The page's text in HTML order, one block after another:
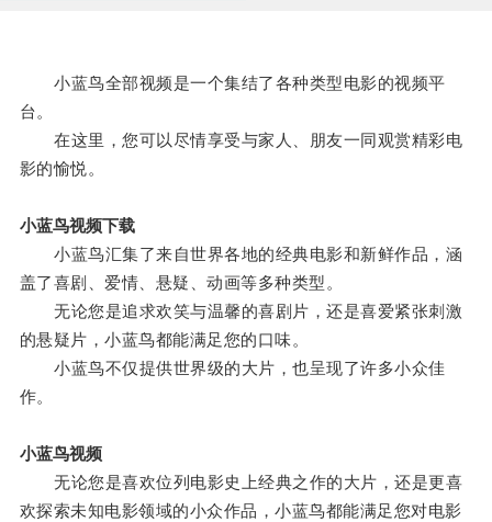
小蓝鸟全部视频是一个集结了各种类型电影的视频平
台。
在这里，您可以尽情享受与家人、朋友一同观赏精彩电
影的愉悦。
小蓝鸟视频下载
小蓝鸟汇集了来自世界各地的经典电影和新鲜作品，涵
盖了喜剧、爱情、悬疑、动画等多种类型。
无论您是追求欢笑与温馨的喜剧片，还是喜爱紧张刺激
的悬疑片，小蓝鸟都能满足您的口味。
小蓝鸟不仅提供世界级的大片，也呈现了许多小众佳
作。
小蓝鸟视频
无论您是喜欢位列电影史上经典之作的大片，还是更喜
欢探索未知电影领域的小众作品，小蓝鸟都能满足您对电影